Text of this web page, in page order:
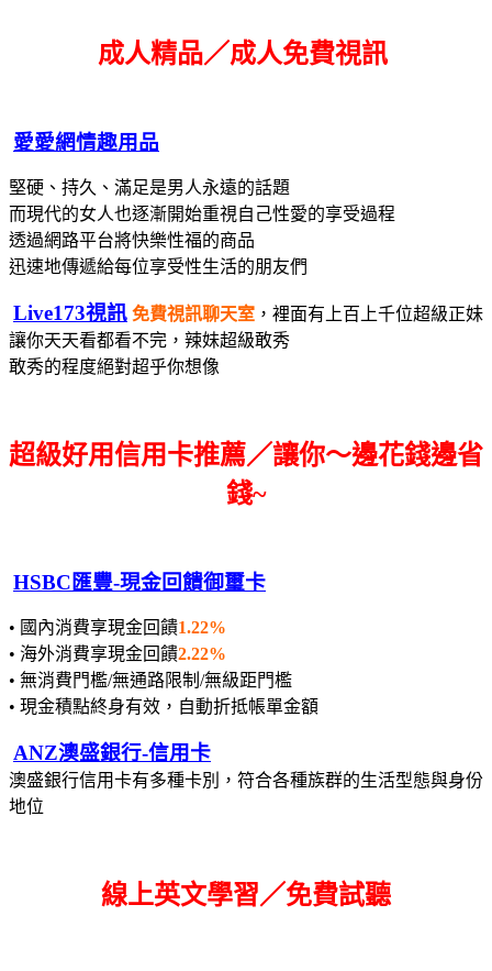
成人精品／成人免費視訊
愛愛網情趣用品
堅硬、持久、滿足是男人永遠的話題
而現代的女人也逐漸開始重視自己性愛的享受過程
透過網路平台將快樂性福的商品
迅速地傳遞給每位享受性生活的朋友們
Live173視訊 免費視訊聊天室 ，裡面有上百上千位超級正妹
讓你天天看都看不完，辣妹超級敢秀
敢秀的程度絕對超乎你想像
超級好用信用卡推薦／讓你～邊花錢邊省
錢~
HSBC匯豐-現金回饋御璽卡
• 國內消費享現金回饋1.22%
• 海外消費享現金回饋2.22%
• 無消費門檻/無通路限制/無級距門檻
• 現金積點終身有效，自動折抵帳單金額
ANZ澳盛銀行-信用卡
澳盛銀行信用卡有多種卡別，符合各種族群的生活型態與身份
地位
線上英文學習／免費試聽